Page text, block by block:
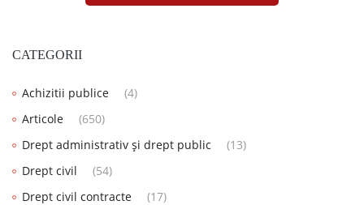
CATEGORII
Achizitii publice
(4)
Articole
(650)
Drept administrativ și drept public
(13)
Drept civil
(54)
Drept civil contracte
(17)